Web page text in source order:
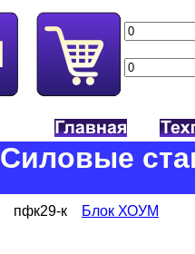
Силовые
пфк29-к Блок ХОУМ